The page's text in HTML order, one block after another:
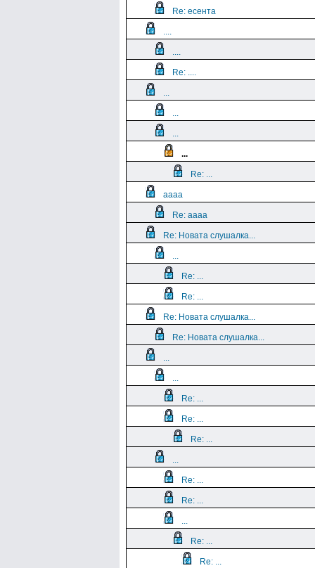
Re: есента
....
....
Re: ....
...
...
...
...
Re: ...
aaaa
Re: aaaa
Re: Новата слушалка...
...
Re: ...
Re: ...
Re: Новата слушалка...
Re: Новата слушалка...
...
...
Re: ...
Re: ...
Re: ...
...
Re: ...
Re: ...
...
Re: ...
Re: ...